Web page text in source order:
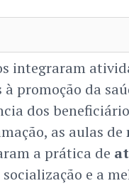
integraram
promoção da
dos
as aulas de
a prática de
socialização e a